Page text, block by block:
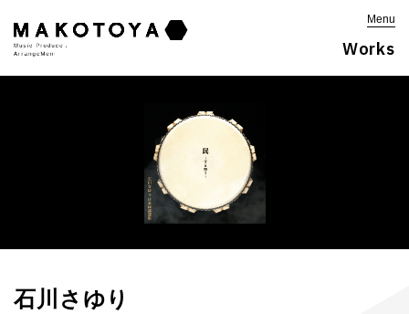
Menu
Works
石川さゆり